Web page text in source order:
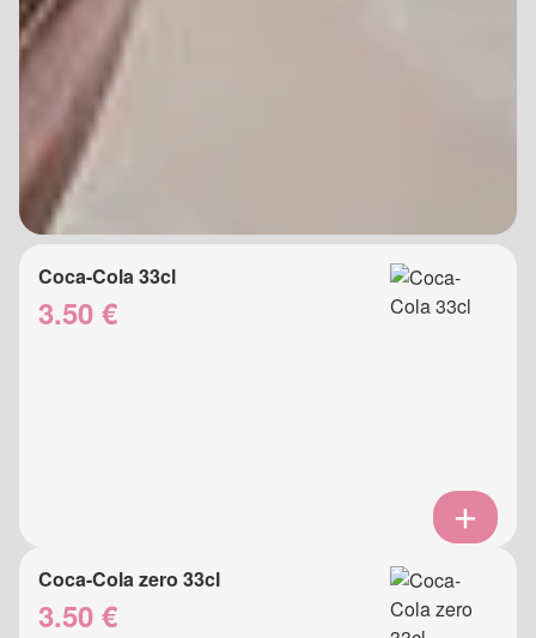
Coca-Cola 33cl
3.50 €
Coca-Cola zero 33cl
3.50 €